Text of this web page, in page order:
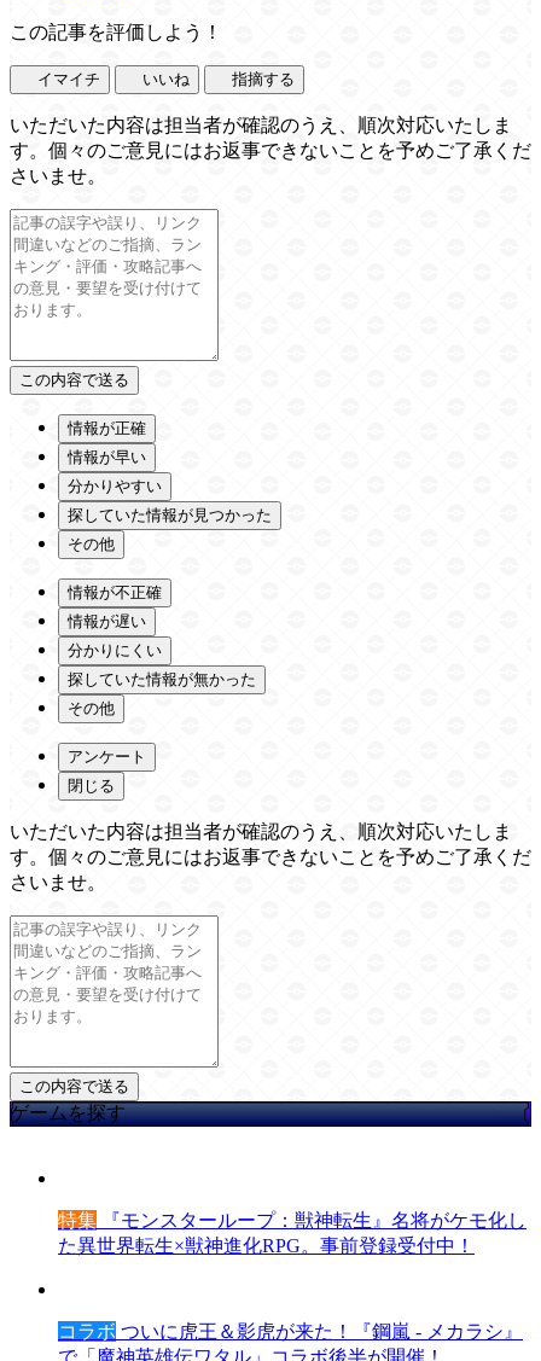
この記事を評価しよう！
イマイチ いいね 指摘する
いただいた内容は担当者が確認のうえ、順次対応いたしま
す。個々のご意見にはお返事できないことを予めご了承くだ
さいませ。
情報が正確
情報が早い
分かりやすい
探していた情報が見つかった
その他
情報が不正確
情報が遅い
分かりにくい
探していた情報が無かった
その他
アンケート
閉じる
いただいた内容は担当者が確認のうえ、順次対応いたしま
す。個々のご意見にはお返事できないことを予めご了承くだ
さいませ。
ゲームを探す
特集 『モンスターループ：獣神転生』名将がケモ化し
た異世界転生×獣神進化RPG。事前登録受付中！
コラボ ついに虎王＆影虎が来た！『鋼嵐 - メカラシ』